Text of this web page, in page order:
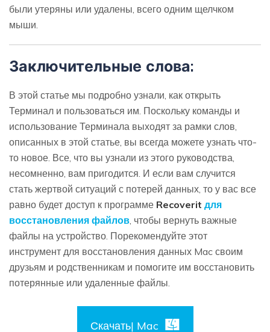
были утеряны или удалены, всего одним щелчком
мыши.
Заключительные слова:
В этой статье мы подробно узнали, как открыть
Терминал и пользоваться им. Поскольку команды и
использование Терминала выходят за рамки слов,
описанных в этой статье, вы всегда можете узнать что-
то новое. Все, что вы узнали из этого руководства,
несомненно, вам пригодится. И если вам случится
стать жертвой ситуаций с потерей данных, то у вас все
равно будет доступ к программе Recoverit для
восстановления файлов , чтобы вернуть важные
файлы на устройство. Порекомендуйте этот
инструмент для восстановления данных Mac своим
друзьям и родственникам и помогите им восстановить
потерянные или удаленные файлы.
Скачать| Mac